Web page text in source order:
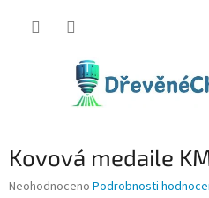
Kovová medaile
Průměrné
Neohodnoceno Podrobnosti